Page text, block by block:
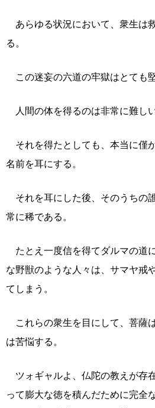
あらゆる状況において、衆生は
る。
この迷妄の六道の牢獄はとても
人間の体を得るのは非常に難しい
それを得たとしても、本当に僅
名前を耳にする。
それを耳にした後、そのうちの
常に稀である。
たとえ一度信を得てダルマの道
な野獣のような人々は、サマヤ戒
てしまう。
これらの衆生を目にして、菩薩
は苦悩する。
ツォギャルよ、仏陀の教えが存
って膨大な徳を積んだために完全